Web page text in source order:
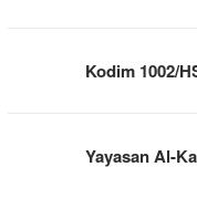
Kodim 1002/
Yayasan Al-